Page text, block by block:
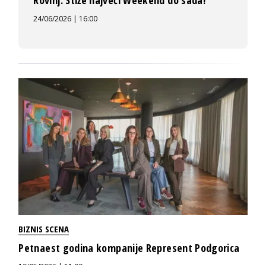
24/06/2026 | 16:00
BIZNIS SCENA
Petnaest godina kompanije Represent Podgorica